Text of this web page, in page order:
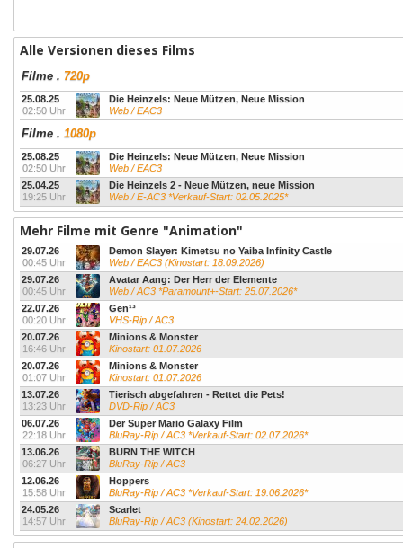
Alle Versionen dieses Films
Filme . 720p
25.08.25
02:50 Uhr
Die Heinzels: Neue Mützen, Neue Mission
Web / EAC3
Filme . 1080p
25.08.25
02:50 Uhr
Die Heinzels: Neue Mützen, Neue Mission
Web / EAC3
25.04.25
19:25 Uhr
Die Heinzels 2 - Neue Mützen, neue Mission
Web / E-AC3 *Verkauf-Start: 02.05.2025*
Mehr Filme mit Genre "Animation"
29.07.26
00:45 Uhr
Demon Slayer: Kimetsu no Yaiba Infinity Castle
Web / EAC3 (Kinostart: 18.09.2026)
29.07.26
00:45 Uhr
Avatar Aang: Der Herr der Elemente
Web / AC3 *Paramount+-Start: 25.07.2026*
22.07.26
00:20 Uhr
Gen¹³
VHS-Rip / AC3
20.07.26
16:46 Uhr
Minions & Monster
Kinostart: 01.07.2026
20.07.26
01:07 Uhr
Minions & Monster
Kinostart: 01.07.2026
13.07.26
13:23 Uhr
Tierisch abgefahren - Rettet die Pets!
DVD-Rip / AC3
06.07.26
22:18 Uhr
Der Super Mario Galaxy Film
BluRay-Rip / AC3 *Verkauf-Start: 02.07.2026*
13.06.26
06:27 Uhr
BURN THE WITCH
BluRay-Rip / AC3
12.06.26
15:58 Uhr
Hoppers
BluRay-Rip / AC3 *Verkauf-Start: 19.06.2026*
24.05.26
14:57 Uhr
Scarlet
BluRay-Rip / AC3 (Kinostart: 24.02.2026)